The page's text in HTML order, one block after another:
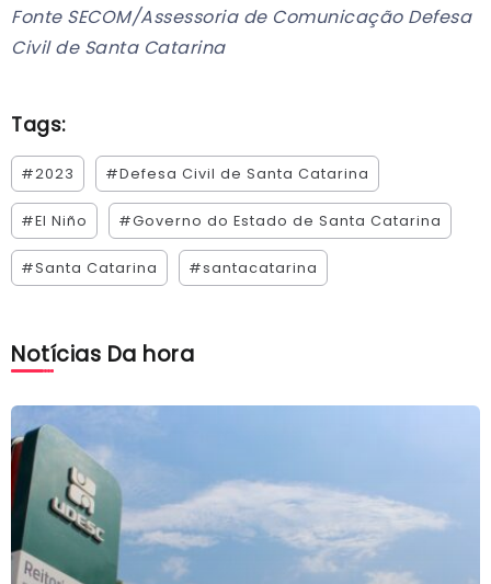
Fonte SECOM/Assessoria de Comunicação Defesa
Civil de Santa Catarina
Tags:
#2023 #Defesa Civil de Santa Catarina
#El Niño #Governo do Estado de Santa Catarina
#Santa Catarina #santacatarina
Notícias Da hora